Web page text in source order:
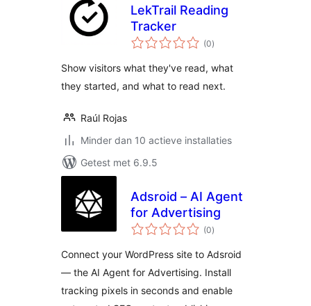
LekTrail Reading
Tracker
(0totaal
waarderingen
)
Show visitors what they've read, what
they started, and what to read next.
Raúl Rojas
Minder dan 10 actieve installaties
Getest met 6.9.5
Adsroid – AI Agent
for Advertising
(0totaal
waarderingen
)
Connect your WordPress site to Adsroid
— the AI Agent for Advertising. Install
tracking pixels in seconds and enable